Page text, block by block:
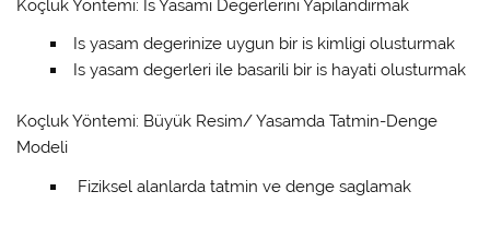
Koçluk Yöntemi: Is Yasami Degerlerini Yapilandirmak
Is yasam degerinize uygun bir is kimligi olusturmak
Is yasam degerleri ile basarili bir is hayati olusturmak
Koçluk Yöntemi: Büyük Resim/ Yasamda Tatmin-Denge
Modeli
Fiziksel alanlarda tatmin ve denge saglamak